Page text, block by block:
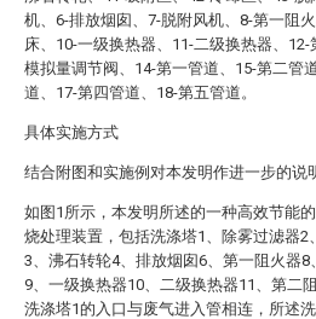
机、6-排放烟囱、7-脱附风机、8-第一阻
床、10-一级换热器、11-二级换热器、12-
模拟量调节阀、14-第一管道、15-第二管
道、17-第四管道、18-第五管道。
具体实施方式
结合附图和实施例对本发明作进一步的说
如图1所示，本发明所述的一种高效节能
烧处理装置，包括洗涤塔1、除雾过滤器2
3、沸石转轮4、排放烟囱6、第一阻火器8
9、一级换热器10、二级换热器11、第二
洗涤塔1的入口与废气进入管相连，所述